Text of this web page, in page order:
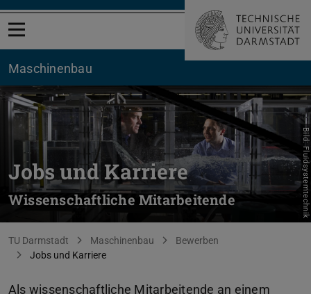
Menü öffnen
Maschinenbau
Jobs und Karriere
Wissenschaftliche Mitarbeitende Bild: Fluidsystemtechnik
Sie befinden sich hier:
TU Darmstadt Maschinenbau
Bewerben
Jobs und Karriere
Als wissenschaftliche Mitarbeitende an einem